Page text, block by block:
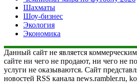
Шахматы
Шоу-бизнес
Экология
Экономика
Данный сайт не является
сайте ни чего не продают, ни чего не
услуги не оказываются. Сайт
новостей RSS канала news.rambler.ru,